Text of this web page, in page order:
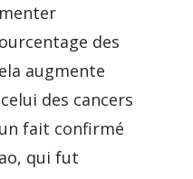
des
augmente
des cancers
un fait confirmé
qui fut